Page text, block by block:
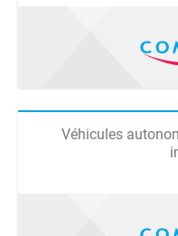
Véhicules